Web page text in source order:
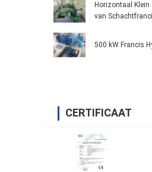
Horizontaal
van
500 kW Francis
CERTIFICAAT